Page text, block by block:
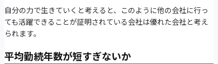
自分の力で生きていくと考えると、このように他の会社に行っ
ても活躍できることが証明されている会社は優れた会社と考え
られます。
平均勤続年数が短すぎないか